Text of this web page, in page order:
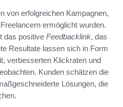
von erfolgreichen Kampagnen,
ermöglicht wurden.
das positive Feedbacklink, das
Resultate lassen sich in Form
verbesserten Klickraten und
Kunden schätzen die
Lösungen, die